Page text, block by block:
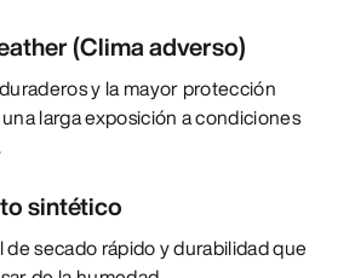
(Clima adverso)
y la mayor protección
larga exposición a condiciones
sintético
secado rápido y durabilidad que